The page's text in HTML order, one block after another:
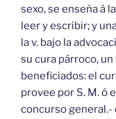
sexo, se enseña á
leer y escribir; y
la v. bajo la
su cura párroco,
beneficiados: el
provee por S. M. ó
concurso general.-